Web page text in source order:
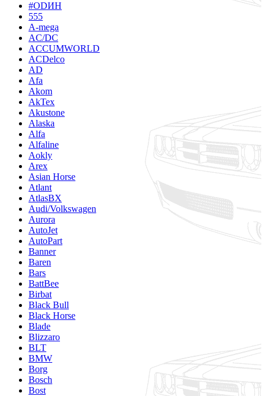
#ODИН
555
A-mega
AC/DC
ACCUMWORLD
ACDelco
AD
Afa
Akom
AkTex
Akustone
Alaska
Alfa
Alfaline
Aokly
Arex
Asian Horse
Atlant
AtlasBX
Audi/Volkswagen
Aurora
AutoJet
AutoPart
Banner
Baren
Bars
BattBee
Birbat
Black Bull
Black Horse
Blade
Blizzaro
BLT
BMW
Borg
Bosch
Bost